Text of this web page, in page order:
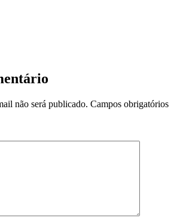
não será publicado. Campos obrigatórios